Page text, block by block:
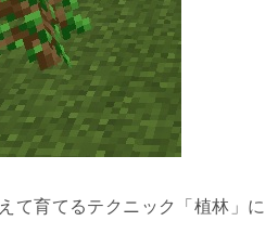
て育てるテクニック「植林」に